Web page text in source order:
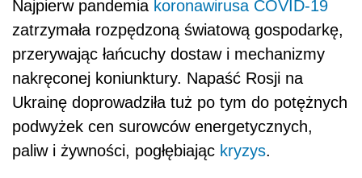
Najpierw pandemia koronawirusa COVID-19
zatrzymała rozpędzoną światową gospodarkę,
przerywając łańcuchy dostaw i mechanizmy
nakręconej koniunktury. Napaść Rosji na
Ukrainę doprowadziła tuż po tym do potężnych
podwyżek cen surowców energetycznych,
paliw i żywności, pogłębiając kryzys.